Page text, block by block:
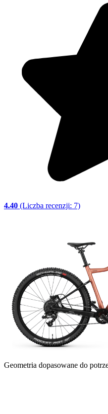
4.40 (Liczba recenzji: 7)
Geometria dopasowane do